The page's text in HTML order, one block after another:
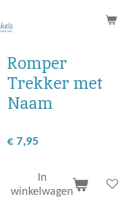
Romper
Trekker met
Naam
€ 7,95
In
winkelwagen